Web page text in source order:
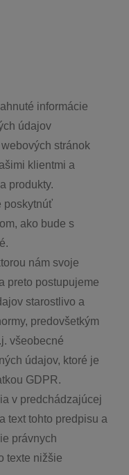
informácie
údajov
stránok
klientmi a
produkty.
poskytnúť
ako bude s
nám svoje
preto postupujeme
starostlivo a
predovšetkým
všeobecné
údajov, ktoré je
GDPR.
v predchádzajúcej
text tohto predpisu a
právnych
texte nižšie